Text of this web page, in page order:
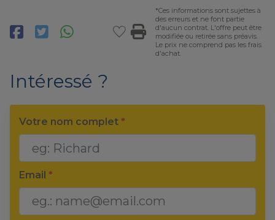
*Ces informations sont sujettes à
des erreurs et ne font partie
d'aucun contrat. L'offre peut être
modifiée ou retirée sans préavis.
Le prix ne comprend pas les frais
d'achat.
Intéressé ?
Votre nom complet *
Email *